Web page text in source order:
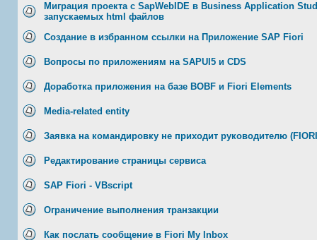
Миграция проекта с SapWebIDE в Business Application
запускаемых html файлов
Создание в избранном ссылки на Приложение SAP Fiori
Вопросы по приложениям на SAPUI5 и CDS
Доработка приложения на базе BOBF и Fiori Elements
Media-related entity
Заявка на командировку не приходит руководителю
Редактирование страницы сервиса
SAP Fiori - VBscript
Ограничение выполнения транзакции
Как послать сообщение в Fiori My Inbox